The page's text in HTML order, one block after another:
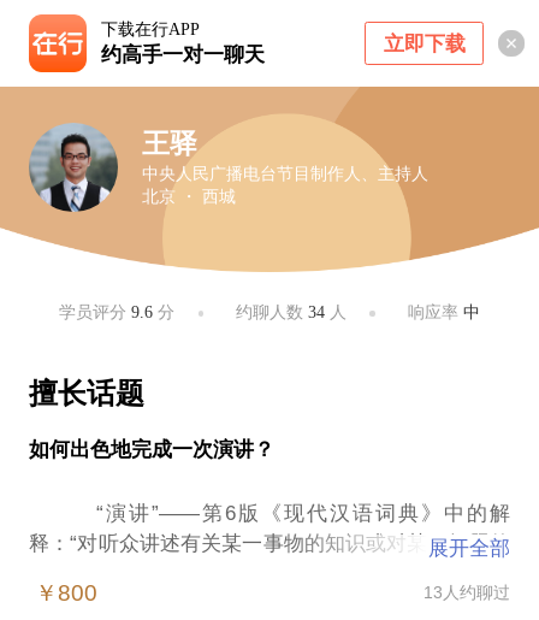
下载在行APP
约高手一对一聊天 立即下载
王驿
中央人民广播电台节目制作人、主持人
北京 ・ 西城
学员评分9.6 分 约聊人数 34人 响应率 中
擅长话题
如何出色地完成一次演讲？
“演讲”——第6版《现代汉语词典》中的解
释：“对听众讲述有关某一事物的知识或对某一问题的
有，短时间内我没有办法帮助你迅速提高演讲的水
展开全部
￥800 13人约聊过